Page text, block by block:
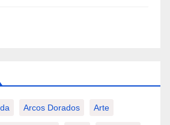
Arcos Dorados Arte